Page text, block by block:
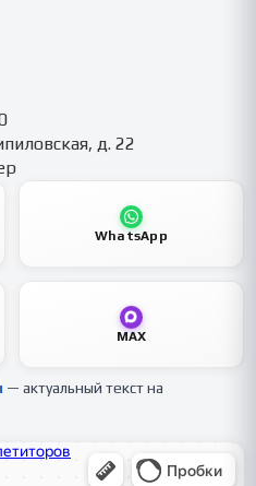
д. 22
WhatsApp
MAX
— актуальный текст на